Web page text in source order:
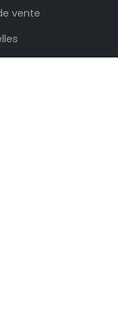
vente